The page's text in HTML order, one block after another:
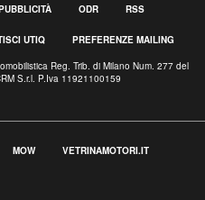
ODR RSS
UTIQ PREFERENZE MAILING
Reg. Trib. di Milano Num. 277 del
S.r.l. P.Iva 11921100159
MOW VETRINAMOTORI.IT